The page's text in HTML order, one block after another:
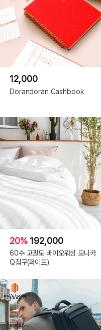
12,000
Dorandoran Cashbook
20% 192,000
60수 고밀도 바이오워싱 모니카
Q침구(화이트)